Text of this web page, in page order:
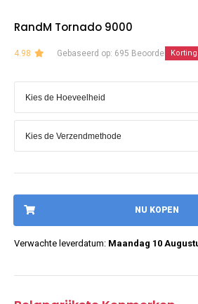
RandM Tornado 9000
4.98 Gebaseerd op: 695 Beoordelingen
NU KOPEN
Verwachte leverdatum: Maandag 10